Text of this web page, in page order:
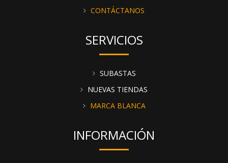
CONTÁCTANOS
SERVICIOS
SUBASTAS
NUEVAS TIENDAS
MARCA BLANCA
INFORMACIÓN